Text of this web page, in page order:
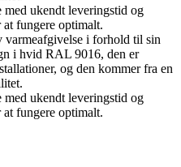
ukendt leveringstid og
fungere optimalt.
varmeafgivelse i forhold til sin
i hvid RAL 9016, den er
og den kommer fra en
ukendt leveringstid og
fungere optimalt.